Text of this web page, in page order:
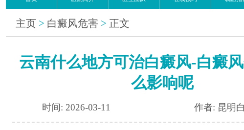
主页 > 白癜风危害 > 正文
云南什么地方可治白癜风-白癜
么影响呢
时间: 2026-03-11 作者: 昆明